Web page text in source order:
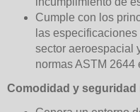
Cumple con los
las
sector aeroespacial
normas ASTM 2644
Comodidad y seguridad